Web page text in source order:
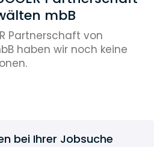
mbB
Partnerschaft von
haben wir noch keine
bei Ihrer Jobsuche